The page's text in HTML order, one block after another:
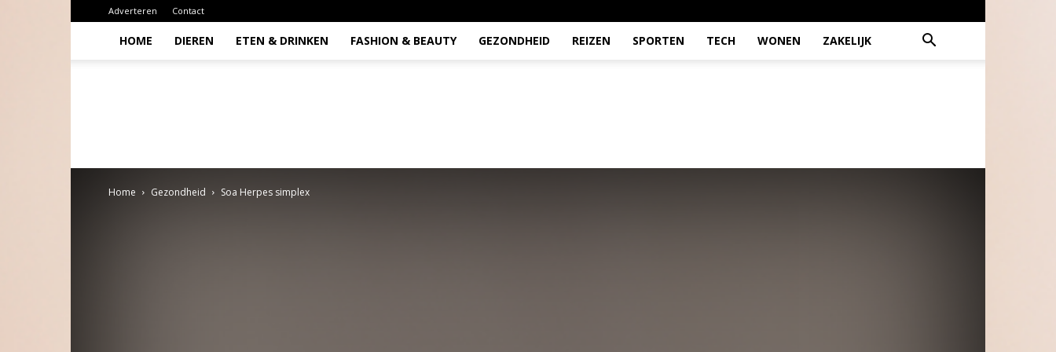
Adverteren Contact
HOME DIEREN ETEN & DRINKEN FASHION & BEAUTY GEZONDHEID REIZEN SPORTEN TECH WONEN ZAKELIJK
Home Gezondheid Soa Herpes simplex